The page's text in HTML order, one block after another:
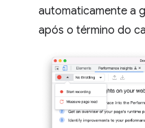
automaticamente a
após o término do